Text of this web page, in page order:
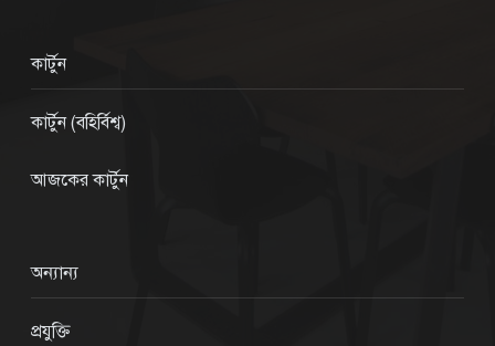
কার্টুন
কার্টুন (বহির্বিশ্ব)
আজকের কার্টুন
অন্যান্য
প্রযুক্তি